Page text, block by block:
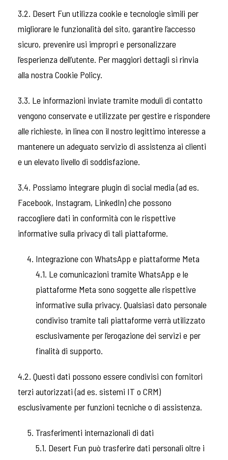
3.2. Desert Fun utilizza cookie e tecnologie simili per
migliorare le funzionalità del sito, garantire l’accesso
sicuro, prevenire usi impropri e personalizzare
l’esperienza dell’utente. Per maggiori dettagli si rinvia
alla nostra Cookie Policy.
3.3. Le informazioni inviate tramite moduli di contatto
vengono conservate e utilizzate per gestire e rispondere
alle richieste, in linea con il nostro legittimo interesse a
mantenere un adeguato servizio di assistenza ai clienti
e un elevato livello di soddisfazione.
3.4. Possiamo integrare plugin di social media (ad es.
Facebook, Instagram, LinkedIn) che possono
raccogliere dati in conformità con le rispettive
informative sulla privacy di tali piattaforme.
Integrazione con WhatsApp e piattaforme Meta
4.1. Le comunicazioni tramite WhatsApp e le
piattaforme Meta sono soggette alle rispettive
informative sulla privacy. Qualsiasi dato personale
condiviso tramite tali piattaforme verrà utilizzato
esclusivamente per l’erogazione dei servizi e per
finalità di supporto.
4.2. Questi dati possono essere condivisi con fornitori
terzi autorizzati (ad es. sistemi IT o CRM)
esclusivamente per funzioni tecniche o di assistenza.
Trasferimenti internazionali di dati
5.1. Desert Fun può trasferire dati personali oltre i